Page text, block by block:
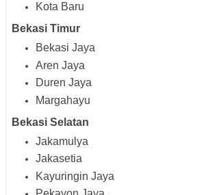
Kota Baru
Bekasi Timur
Bekasi Jaya
Aren Jaya
Duren Jaya
Margahayu
Bekasi Selatan
Jakamulya
Jakasetia
Kayuringin Jaya